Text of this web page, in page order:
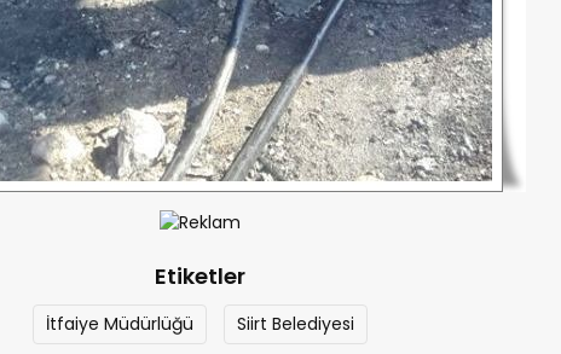
Etiketler
İtfaiye Müdürlüğü Siirt Belediyesi